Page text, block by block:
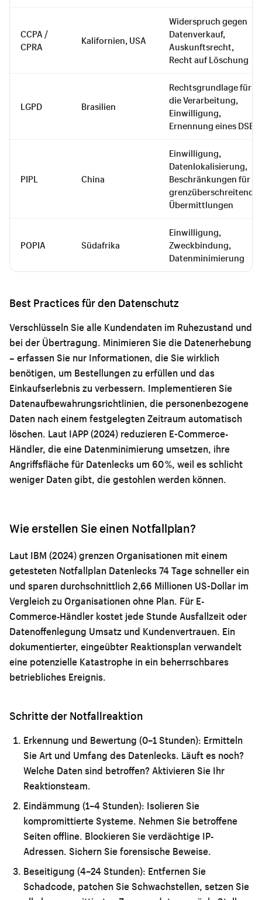
CCPA /
CPRA
Kalifornien, USA
Widerspruch gegen
Datenverkauf,
Auskunftsrecht,
Recht auf Löschung
LGPD Brasilien
Rechtsgrundlage für
die Verarbeitung,
Einwilligung,
Ernennung eines DSB
PIPL China
Einwilligung,
Datenlokalisierung,
Beschränkungen für
grenzüberschreitende
Übermittlungen
POPIA Südafrika
Einwilligung,
Zweckbindung,
Datenminimierung
Best Practices für den Datenschutz
Verschlüsseln Sie alle Kundendaten im Ruhezustand und
bei der Übertragung. Minimieren Sie die Datenerhebung
– erfassen Sie nur Informationen, die Sie wirklich
benötigen, um Bestellungen zu erfüllen und das
Einkaufserlebnis zu verbessern. Implementieren Sie
Datenaufbewahrungsrichtlinien, die personenbezogene
Daten nach einem festgelegten Zeitraum automatisch
löschen. Laut IAPP (2024) reduzieren E-Commerce-
Händler, die eine Datenminimierung umsetzen, ihre
Angriffsfläche für Datenlecks um 60 %, weil es schlicht
weniger Daten gibt, die gestohlen werden können.
Wie erstellen Sie einen Notfallplan?
Laut IBM (2024) grenzen Organisationen mit einem
getesteten Notfallplan Datenlecks 74 Tage schneller ein
und sparen durchschnittlich 2,66 Millionen US-Dollar im
Vergleich zu Organisationen ohne Plan. Für E-
Commerce-Händler kostet jede Stunde Ausfallzeit oder
Datenoffenlegung Umsatz und Kundenvertrauen. Ein
dokumentierter, eingeübter Reaktionsplan verwandelt
eine potenzielle Katastrophe in ein beherrschbares
betriebliches Ereignis.
Schritte der Notfallreaktion
Erkennung und Bewertung (0–1 Stunden): Ermitteln
Sie Art und Umfang des Datenlecks. Läuft es noch?
Welche Daten sind betroffen? Aktivieren Sie Ihr
Reaktionsteam.
Eindämmung (1–4 Stunden): Isolieren Sie
kompromittierte Systeme. Nehmen Sie betroffene
Seiten offline. Blockieren Sie verdächtige IP-
Adressen. Sichern Sie forensische Beweise.
Beseitigung (4–24 Stunden): Entfernen Sie
Schadcode, patchen Sie Schwachstellen, setzen Sie